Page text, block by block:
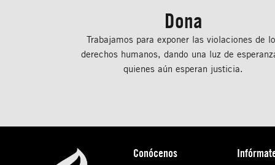
Dona
Trabajamos para exponer las violaciones de
derechos humanos, dando una luz de
quienes aún esperan justicia.
Conócenos